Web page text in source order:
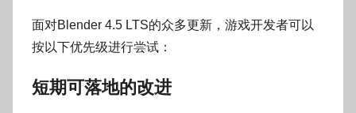
面对Blender 4.5 LTS的众多更新，游戏开发者可以
按以下优先级进行尝试：
短期可落地的改进